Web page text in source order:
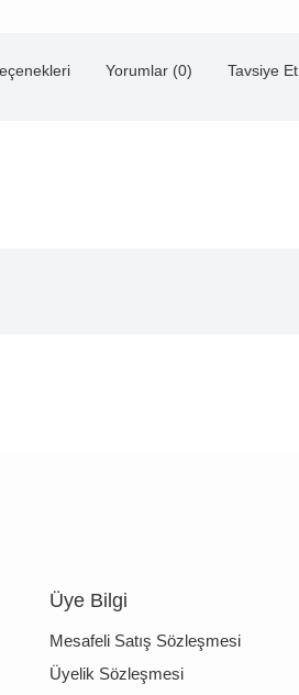
Yorumlar (0) Tavsiye Et
Üye Bilgi
Mesafeli Satış Sözleşmesi
Üyelik Sözleşmesi